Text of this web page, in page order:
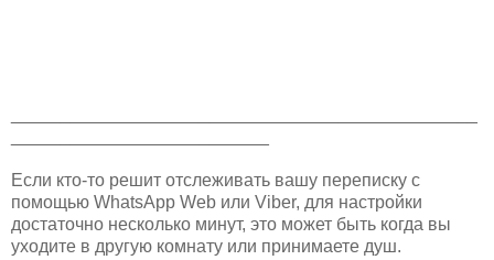
Если кто-то решит отслеживать вашу переписку с
помощью WhatsApp Web или Viber, для настройки
достаточно несколько минут, это может быть когда вы
уходите в другую комнату или принимаете душ.